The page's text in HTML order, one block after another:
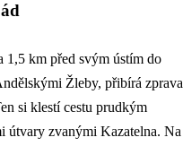
1,5 km před svým ústím do
Žleby, přibírá zprava
si klestí cestu prudkým
útvary zvanými Kazatelna. Na